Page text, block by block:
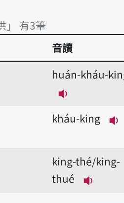
」 有3筆
有3筆
音讀
huán-kháu-
播放音讀
kháu-king
king-thé/king-
thué
播放